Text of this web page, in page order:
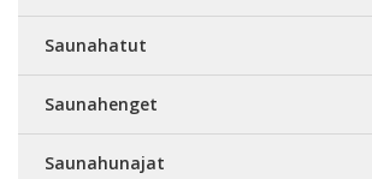
Saunahatut
Saunahenget
Saunahunajat